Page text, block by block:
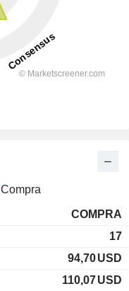
Compra
COMPRA
17
94,70USD
110,07USD